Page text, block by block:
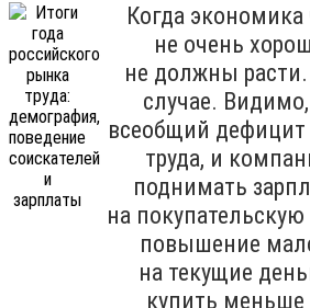
Когда экономика
не очень
не должны
случае.
всеобщий
труда, и
поднимать
на
повышение
на текущие
купить меньше